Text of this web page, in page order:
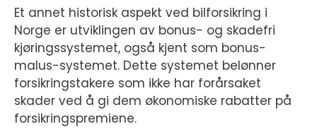
Et annet historisk aspekt ved bilforsikring i
Norge er utviklingen av bonus- og skadefri
kjøringssystemet, også kjent som bonus-
malus-systemet. Dette systemet belønner
forsikringstakere som ikke har forårsaket
skader ved å gi dem økonomiske rabatter på
forsikringspremiene.